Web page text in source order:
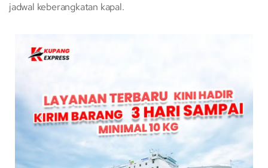
jadwal keberangkatan kapal.